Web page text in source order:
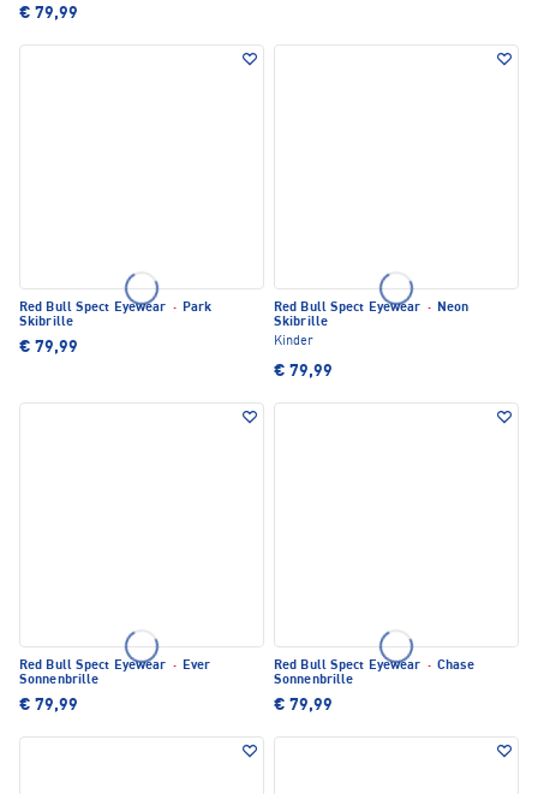
€ 79,99
Red Bull Spect Eyewear · Park
Skibrille
€ 79,99
Red Bull Spect Eyewear · Neon
Skibrille
Kinder
€ 79,99
Red Bull Spect Eyewear · Ever
Sonnenbrille
€ 79,99
Red Bull Spect Eyewear · Chase
Sonnenbrille
€ 79,99